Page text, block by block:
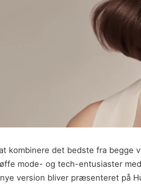
kombinere det bedste fra begge
mode- og tech-entusiaster
version bliver præsenteret på